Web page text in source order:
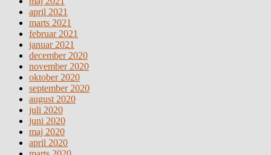
april 2021
marts 2021
februar 2021
januar 2021
december 2020
november 2020
oktober 2020
september 2020
august 2020
juli 2020
juni 2020
maj 2020
april 2020